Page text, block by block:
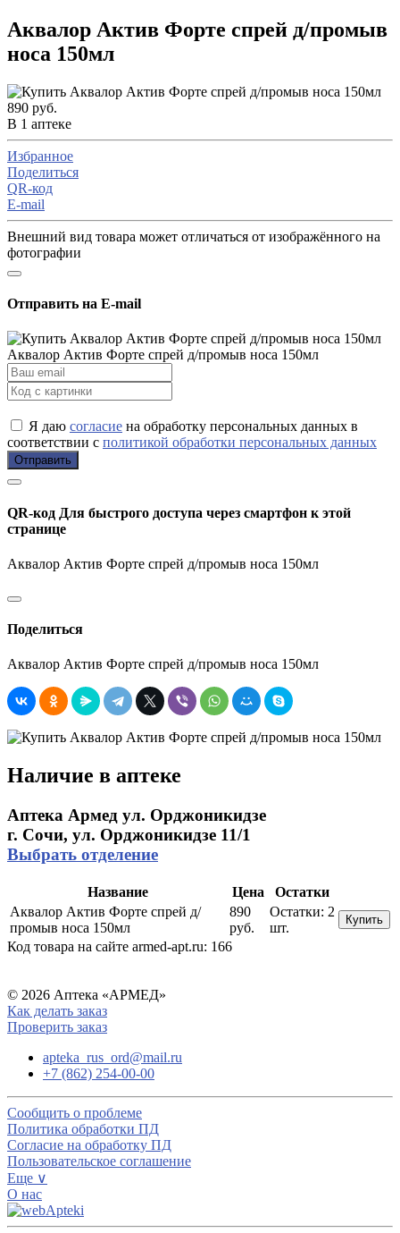
Аквалор Актив Форте спрей д/промыв
носа 150мл
890 руб.
В 1 аптеке
Избранное
Поделиться
QR-код
E-mail
Внешний вид товара может отличаться от изображённого на
фотографии
Отправить на E-mail
Аквалор Актив Форте спрей д/промыв носа 150мл
Я даю согласие на обработку персональных данных в
соответствии с политикой обработки персональных данных
Отправить
QR-код Для быстрого доступа через смартфон к этой
странице
Аквалор Актив Форте спрей д/промыв носа 150мл
Поделиться
Аквалор Актив Форте спрей д/промыв носа 150мл
Наличие в аптеке
Аптека Армед ул. Орджоникидзе
г. Сочи, ул. Орджоникидзе 11/1
Выбрать отделение
Название Цена
Остатки
Аквалор Актив Форте спрей д/
промыв носа 150мл
890
руб.
Остатки: 2
шт.
Купить
Код товара на сайте armed-apt.ru: 166
© 2026 Аптека «АРМЕД»
Как делать заказ
Проверить заказ
apteka_rus_ord@mail.ru
+7 (862) 254-00-00
Сообщить о проблеме
Политика обработки ПД
Согласие на обработку ПД
Пользовательское соглашение
Еще ∨
О нас